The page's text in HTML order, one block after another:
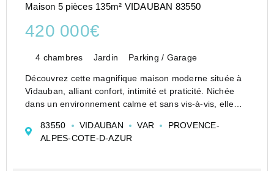
Maison 5 pièces 135m² VIDAUBAN 83550
420 000€
4 chambres Jardin Parking / Garage
Découvrez cette magnifique maison moderne située à
Vidauban, alliant confort, intimité et praticité. Nichée
dans un environnement calme et sans vis-à-vis, elle
commerces, écoles et services.
Caractérist...
83550 VIDAUBAN VAR
PROVENCE-
ALPES-COTE-D-AZUR